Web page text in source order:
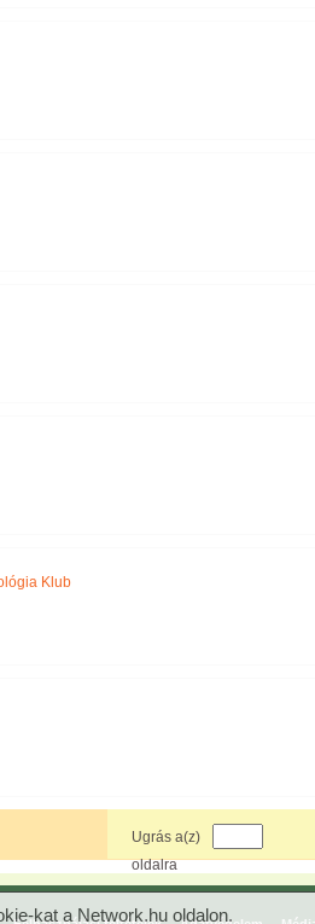
Klub
Ugrás a(z)
oldalra
kat a Network.hu oldalon.